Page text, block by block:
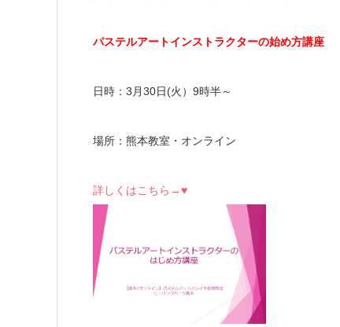
パステルアートインストラクターの始め方講座
日時：3月30日(火）9時半～
場所：熊本教室・オンライン
詳しくはこちら→♥